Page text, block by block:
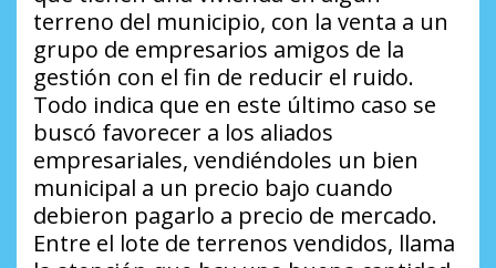
terreno del municipio, con la venta a un
grupo de empresarios amigos de la
gestión con el fin de reducir el ruido.
Todo indica que en este último caso se
buscó favorecer a los aliados
empresariales, vendiéndoles un bien
municipal a un precio bajo cuando
debieron pagarlo a precio de mercado.
Entre el lote de terrenos vendidos, llama